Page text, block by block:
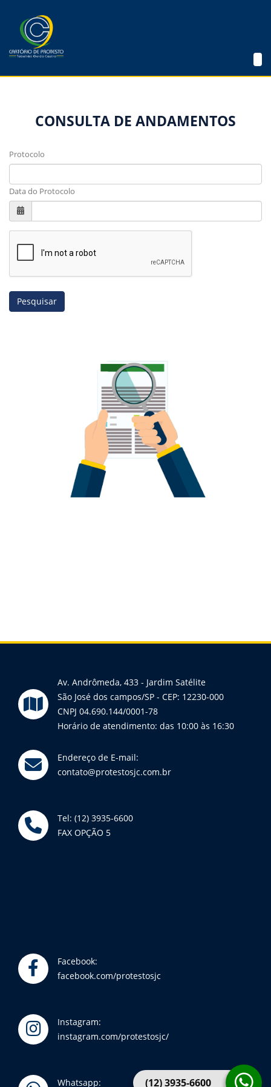
CONSULTA DE ANDAMENTOS
Protocolo
Data do Protocolo
Av. Andrômeda, 433 - Jardim Satélite
São José dos campos/SP - CEP: 12230-000
CNPJ 04.690.144/0001-78
Horário de atendimento: das 10:00 às 16:30
Endereço de E-mail:
contato@protestosjc.com.br
Tel: (12) 3935-6600
FAX OPÇÃO 5
Facebook:
facebook.com/protestosjc
Instagram:
instagram.com/protestosjc/
Whatsapp: (12) 3935-6600